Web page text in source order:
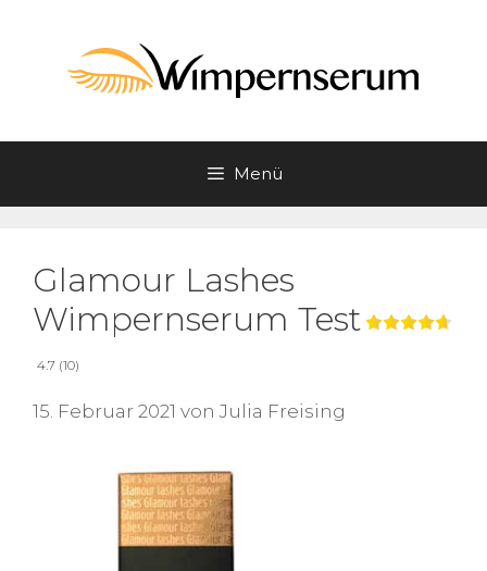
springen
Menü
Glamour Lashes
Wimpernserum Test
4.7 (10)
15. Februar 2021 vonJulia Freising